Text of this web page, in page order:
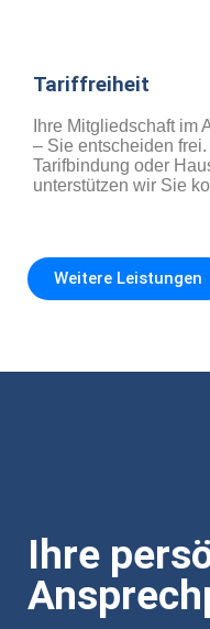
Tariffreiheit
Ihre Mitgliedschaft im
– Sie entscheiden
Tarifbindung oder
unterstützen wir Sie
Weitere Leistungen
Ihre